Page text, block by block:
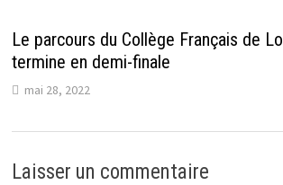
Le parcours du Collège Français de
termine en demi-finale
mai 28, 2022
Laisser un commentaire